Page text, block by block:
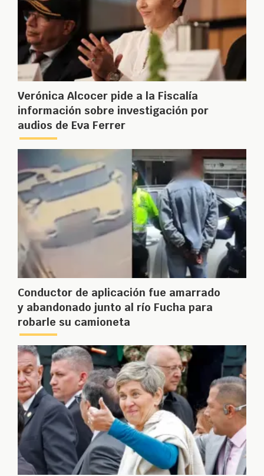
Verónica Alcocer pide a la Fiscalía
información sobre investigación por
audios de Eva Ferrer
Conductor de aplicación fue amarrado
y abandonado junto al río Fucha para
robarle su camioneta